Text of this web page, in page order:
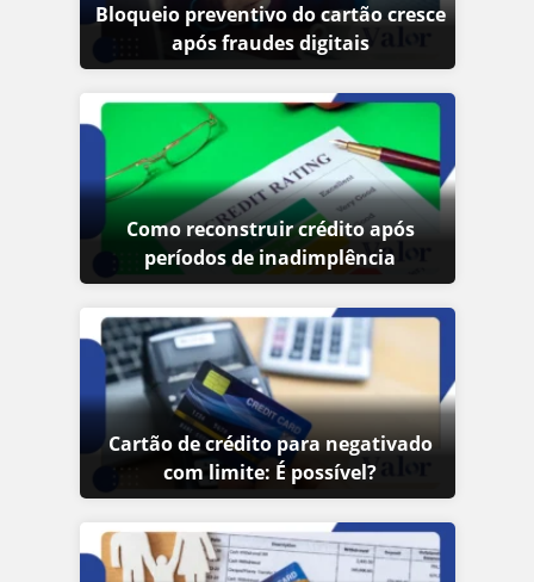
Bloqueio preventivo do cartão cresce
após fraudes digitais
Como reconstruir crédito após
períodos de inadimplência
Cartão de crédito para negativado
com limite: É possível?